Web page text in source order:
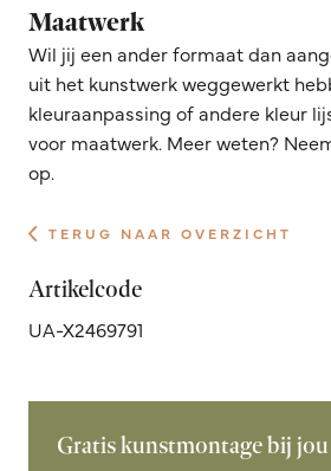
Maatwerk
Wil jij een ander formaat dan
uit het kunstwerk weggewerkt
kleuraanpassing of andere kleur
voor maatwerk. Meer weten?
op.
TERUG NAAR OVERZICHT
Artikelcode
UA-X2469791
Gratis kunstmontage bij